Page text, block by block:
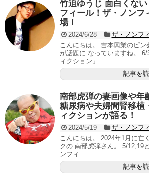
竹迫ゆうじ 面白くな
フィール！ザ・ノンフ
場！
2024/6/28 ザ・ノンフ
こんにちは。 吉本興業のピン
が話題に なっていますね。
ィクション」 ...
記事を
南部虎弾の妻画像や年
糖尿病や夫婦間腎移植
ィクションが語る！
2024/5/19 ザ・ノンフ
こんにちは。 2024年1月に亡
クの 南部虎弾さん。 5/12,19
ンフィ...
記事を